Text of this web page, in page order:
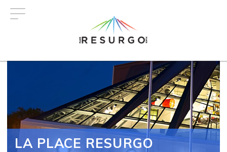
LA PLACE RESURGO